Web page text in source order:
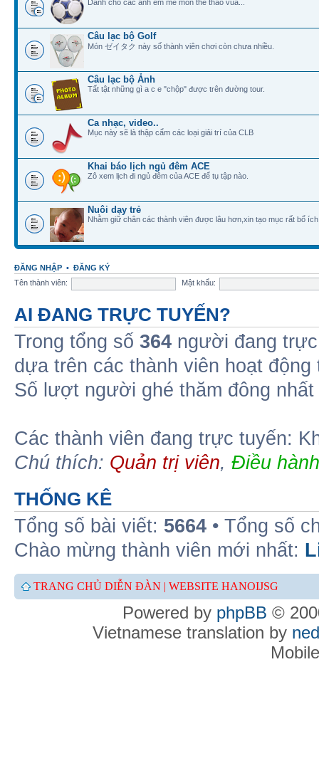
Dành cho các anh em mê môn thể thao vua...
Câu lạc bộ Golf
Món ゼイタク này số thành viên chơi còn chưa nhiều.
Câu lạc bộ Ảnh
Tất tật những gì a c e "chộp" được trên đường tour.
Ca nhạc, video..
Mục này sẽ là thập cẩm các loại giải trí của CLB
Khai báo lịch ngủ đêm ACE
Zô xem lịch đi ngủ đêm của ACE để tụ tập nào.
Nuôi dạy trẻ
Nhằm giữ chân các thành viên được lâu hơn,xin tạo mục rất bổ
ĐĂNG NHẬP • ĐĂNG KÝ
Tên thành viên:
Mật khẩu:
AI ĐANG TRỰC TUYẾN?
Trong tổng số 364 người đang
dựa trên các thành viên hoạt
Số lượt người ghé thăm đông
Các thành viên đang trực tuyến:
Chú thích: Quản trị viên, Điều
THỐNG KÊ
Tổng số bài viết: 5664 • Tổng số
Chào mừng thành viên mới nhất:
TRANG CHỦ DIỄN ĐÀN | WEBSITE HANOIJSG
Powered by phpBB ©
Vietnamese translation by